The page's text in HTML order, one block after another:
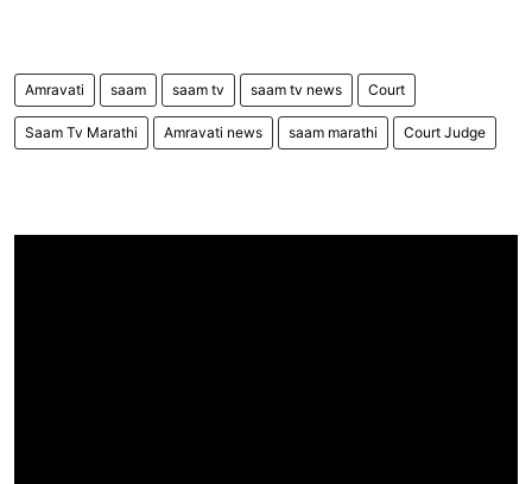
Amravati saam saam tv saam tv news Court
Saam Tv Marathi Amravati news saam marathi Court Judge